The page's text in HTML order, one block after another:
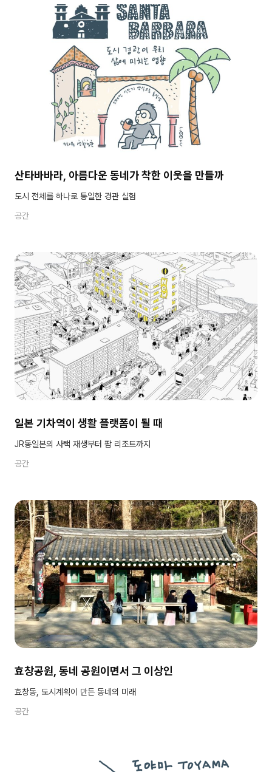
산타바바라, 아름다운 동네가 착한 이웃을 만들까
도시 전체를 하나로 통일한 경관 실험
공간
일본 기차역이 생활 플랫폼이 될 때
JR동일본의 사택 재생부터 팜 리조트까지
공간
효창공원, 동네 공원이면서 그 이상인
효창동, 도시계획이 만든 동네의 미래
공간